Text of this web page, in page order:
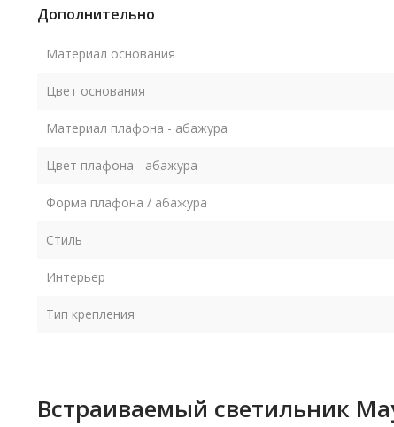
Дополнительно
Материал основания
Цвет основания
Материал плафона - абажура
Цвет плафона - абажура
Форма плафона / абажура
Стиль
Интерьер
Тип крепления
Встраиваемый светильник